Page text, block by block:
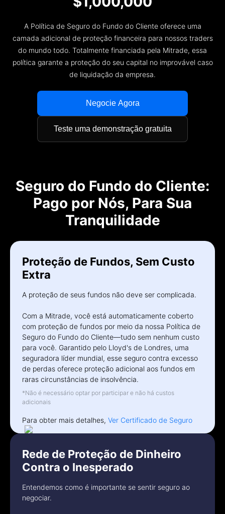
Segurança dos fundos do cliente
Documentos legais
Affiliates
繁體中文
Português (Brasil)
Português
Français
Nederlands
Italiano
Polski
A Política de Seguro do Fundo do Cliente oferece uma
camada adicional de proteção financeira para nossos traders
do mundo todo. Totalmente financiada pela Mitrade, essa
política garante a proteção do seu capital no improvável caso
de liquidação da empresa.
Negocie Agora
Teste uma demonstração gratuita
Seguro do Fundo do Cliente:
Pago por Nós, Para Sua
Tranquilidade
Proteção de Fundos, Sem Custo
Extra
A proteção de seus fundos não deve ser complicada.
Com a Mitrade, você está automaticamente coberto
com proteção de fundos por meio da nossa Política de
Seguro do Fundo do Cliente—tudo sem nenhum custo
para você. Garantido pelo Lloyd's de Londres, uma
seguradora líder mundial, esse seguro contra excesso
de perdas oferece proteção adicional aos fundos em
raras circunstâncias de insolvência.
*Não é necessário optar por participar e não há custos
adicionais
Para obter mais detalhes, Ver Certificado de Seguro
Rede de Proteção de Dinheiro
Contra o Inesperado
Entendemos como é importante se sentir seguro ao
negociar.